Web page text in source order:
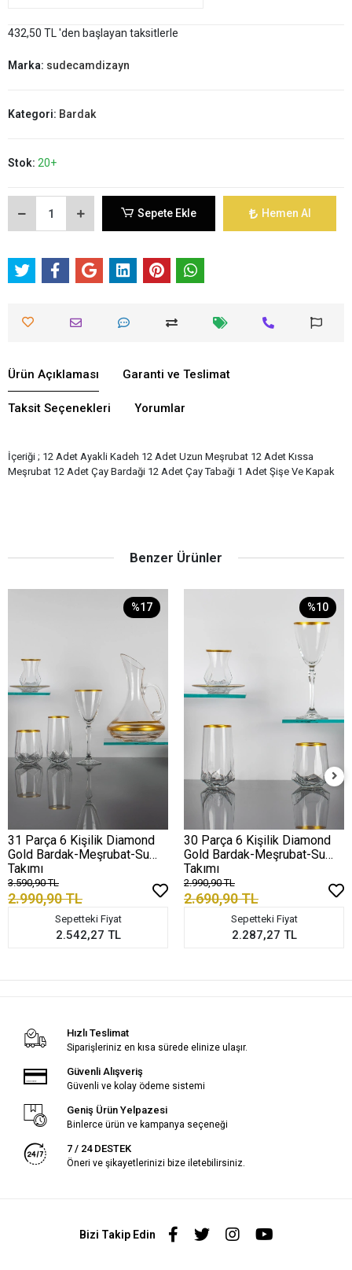
432,50 TL 'den başlayan taksitlerle
Marka: sudecamdizayn
Kategori: Bardak
Stok: 20+
Sepete Ekle Hemen Al
Ürün Açıklaması Garanti ve Teslimat
Taksit Seçenekleri Yorumlar
İçeriği ; 12 Adet Ayakli Kadeh 12 Adet Uzun Meşrubat 12 Adet Kıssa
Meşrubat 12 Adet Çay Bardaği 12 Adet Çay Tabaği 1 Adet Şişe Ve Kapak
Benzer Ürünler
%17
31 Parça 6 Kişilik Diamond
Gold Bardak-Meşrubat-Su
Takımı
3.590,90 TL
2.990,90 TL
Sepetteki Fiyat
2.542,27 TL
%10
30 Parça 6 Kişilik Diamond
Gold Bardak-Meşrubat-Su
Takımı
2.990,90 TL
2.690,90 TL
Sepetteki Fiyat
2.287,27 TL
Hızlı Teslimat
Siparişleriniz en kısa sürede elinize ulaşır.
Güvenli Alışveriş
Güvenli ve kolay ödeme sistemi
Geniş Ürün Yelpazesi
Binlerce ürün ve kampanya seçeneği
7 / 24 DESTEK
Öneri ve şikayetlerinizi bize iletebilirsiniz.
Bizi Takip Edin